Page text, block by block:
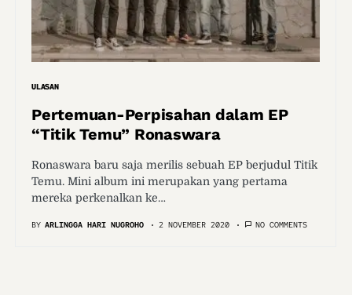
ULASAN
Pertemuan-Perpisahan dalam EP
“Titik Temu” Ronaswara
Ronaswara baru saja merilis sebuah EP berjudul Titik
Temu. Mini album ini merupakan yang pertama
mereka perkenalkan ke…
BY ARLINGGA HARI NUGROHO 2 NOVEMBER 2020 NO COMMENTS